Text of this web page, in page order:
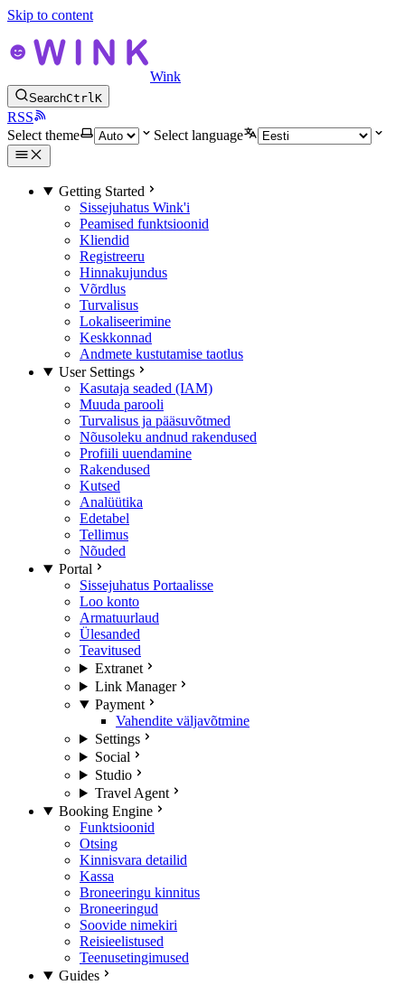
Skip to content
Wink
SearchCtrlK
RSS
Select theme
Select language
Getting Started
Sissejuhatus Wink'i
Peamised funktsioonid
Kliendid
Registreeru
Hinnakujundus
Võrdlus
Turvalisus
Lokaliseerimine
Keskkonnad
Andmete kustutamise taotlus
User Settings
Kasutaja seaded (IAM)
Muuda parooli
Turvalisus ja pääsuvõtmed
Nõusoleku andnud rakendused
Profiili uuendamine
Rakendused
Kutsed
Analüütika
Edetabel
Tellimus
Nõuded
Portal
Sissejuhatus Portaalisse
Loo konto
Armatuurlaud
Ülesanded
Teavitused
Extranet
Link Manager
Payment
Vahendite väljavõtmine
Settings
Social
Studio
Travel Agent
Booking Engine
Funktsioonid
Otsing
Kinnisvara detailid
Kassa
Broneeringu kinnitus
Broneeringud
Soovide nimekiri
Reisieelistused
Teenusetingimused
Guides